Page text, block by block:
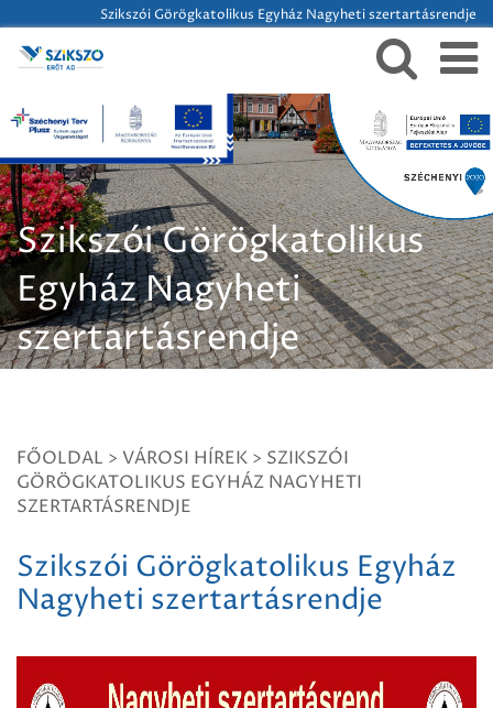
Szikszói Görögkatolikus Egyház Nagyheti szertartásrendje
Szikszói Görögkatolikus
Egyház Nagyheti
szertartásrendje
FŐOLDAL > VÁROSI HÍREK > SZIKSZÓI
GÖRÖGKATOLIKUS EGYHÁZ NAGYHETI
SZERTARTÁSRENDJE
Szikszói Görögkatolikus Egyház
Nagyheti szertartásrendje